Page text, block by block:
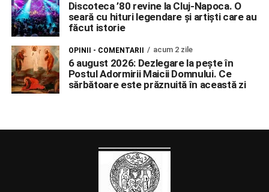
Discoteca ’80 revine la Cluj-Napoca. O
seară cu hituri legendare și artiști care au
făcut istorie
OPINII - COMENTARII acum 2 zile
6 august 2026: Dezlegare la pește în
Postul Adormirii Maicii Domnului. Ce
sărbătoare este prăznuită în această zi